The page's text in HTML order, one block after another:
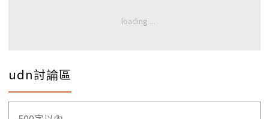
udn討論區